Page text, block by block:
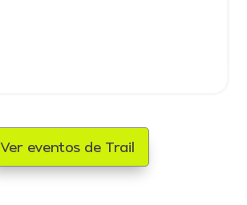
Ver eventos de Trail